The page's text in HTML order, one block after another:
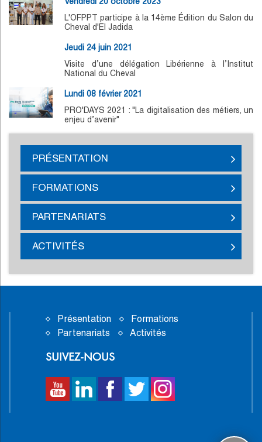
L'OFPPT participe à la 14ème Édition du Salon du
Cheval d'El Jadida
Jeudi 24 juin 2021
Visite d’une délégation Libérienne à l’Institut
National du Cheval
Lundi 08 février 2021
PRO'DAYS 2021 : "La digitalisation des métiers, un
enjeu d’avenir"
PRÉSENTATION
FORMATIONS
PARTENARIATS
ACTIVITÉS
Présentation
Formations
Partenariats
Activités
SUIVEZ-NOUS